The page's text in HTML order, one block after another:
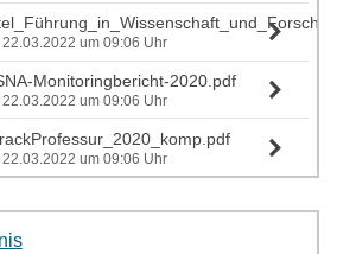
um 09:06 Uhr
Monitoringbericht-2020.pdf
um 09:06 Uhr
um 09:06 Uhr